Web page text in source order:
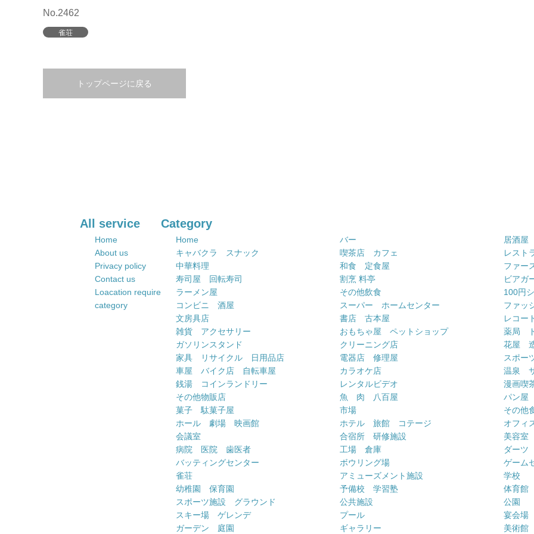
No.2462
雀荘
トップページに戻る
All service
Home
About us
Privacy policy
Contact us
Loacation require
category
Category
Home バー
居酒屋
キャバクラ スナック
喫茶店 カフェ
レスト
中華料理
和食 定食屋
ファー
寿司屋 回転寿司
割烹 料亭
ビアガ
ラーメン屋
その他飲食
100円
コンビニ 酒屋
スーパー ホームセンター
ファッ
文房具店
書店 古本屋
レコー
雑貨 アクセサリー
おもちゃ屋 ペットショップ
薬局
ガソリンスタンド
クリーニング店
花屋
家具 リサイクル 日用品店
電器店 修理屋
スポー
車屋 バイク店 自転車屋
カラオケ店
温泉
銭湯 コインランドリー
レンタルビデオ
漫画喫
その他物販店
魚 肉 八百屋
パン屋
菓子 駄菓子屋
市場
その他
ホール 劇場 映画館
ホテル 旅館 コテージ
オフィ
会議室
合宿所 研修施設
美容室
病院 医院 歯医者
工場 倉庫
ダーツ
バッティングセンター
ボウリング場
ゲーム
雀荘
アミューズメント施設
学校
幼稚園 保育園
予備校 学習塾
体育館
スポーツ施設 グラウンド
公共施設
公園
スキー場 ゲレンデ
プール
宴会場
ガーデン 庭園
ギャラリー 美術館